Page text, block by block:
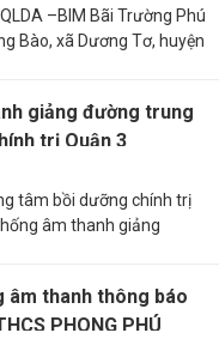
–BIM Bãi Trường Phú
Bào, xã Dương Tơ, huyện
giảng đường trung
trị Quận 3
tâm bồi dưỡng chính trị
âm thanh giảng
âm thanh thông báo
PHONG PHÚ